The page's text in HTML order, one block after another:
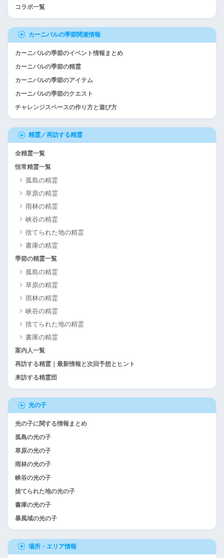
コラボ一覧
カーニバルの季節関連情報
カーニバルの季節のイベント情報まとめ
カーニバルの季節の精霊
カーニバルの季節のアイテム
カーニバルの季節のクエスト
チャレンジスペースの作り方と遊び方
精霊／再訪する精霊
全精霊一覧
恒常精霊一覧
孤島の精霊
草原の精霊
雨林の精霊
峡谷の精霊
捨てられた地の精霊
書庫の精霊
季節の精霊一覧
孤島の精霊
草原の精霊
雨林の精霊
峡谷の精霊
捨てられた地の精霊
書庫の精霊
案内人一覧
再訪する精霊｜最新情報と次回予想とヒント
来訪する精霊団
光の子
光の子に関する情報まとめ
孤島の光の子
草原の光の子
雨林の光の子
峡谷の光の子
捨てられた地の光の子
書庫の光の子
暴風域の光の子
場所・エリア情報